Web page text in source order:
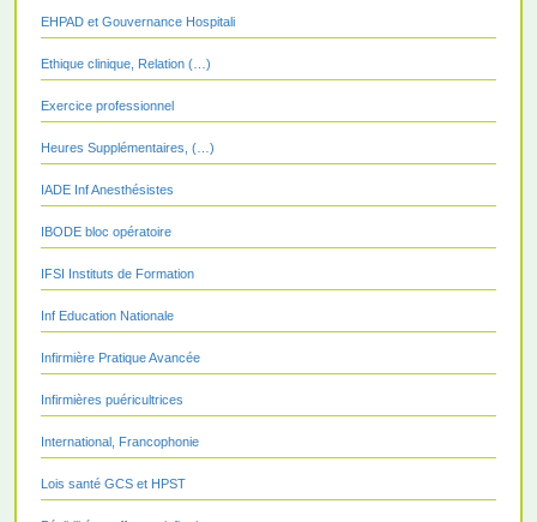
EHPAD et Gouvernance Hospitali
Ethique clinique, Relation (…)
Exercice professionnel
Heures Supplémentaires, (…)
IADE Inf Anesthésistes
IBODE bloc opératoire
IFSI Instituts de Formation
Inf Education Nationale
Infirmière Pratique Avancée
Infirmières puéricultrices
International, Francophonie
Lois santé GCS et HPST